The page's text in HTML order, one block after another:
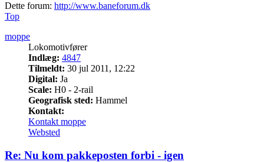
Dette forum: http://www.baneforum.dk
Top
moppe
Lokomotivfører
Indlæg: 4847
Tilmeldt: 30 jul 2011, 12:22
Digital: Ja
Scale: H0 - 2-rail
Geografisk sted: Hammel
Kontakt:
Kontakt moppe
Websted
Re: Nu kom pakkeposten forbi - igen